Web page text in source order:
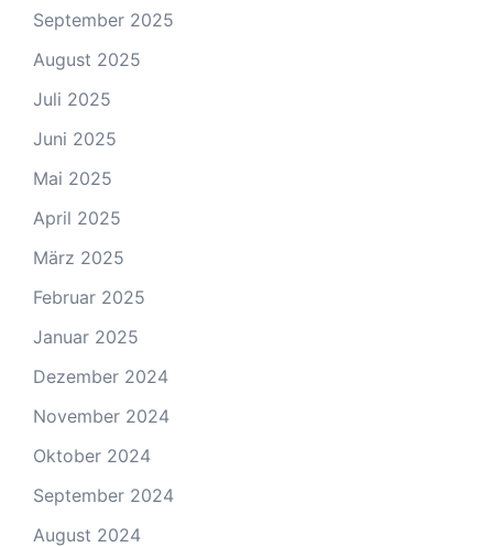
September 2025
August 2025
Juli 2025
Juni 2025
Mai 2025
April 2025
März 2025
Februar 2025
Januar 2025
Dezember 2024
November 2024
Oktober 2024
September 2024
August 2024